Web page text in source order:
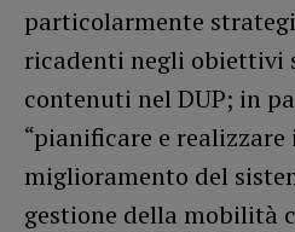
particolarmente
ricadenti negli obiettivi
contenuti nel DUP; in
“pianificare e
miglioramento del
gestione della mobilità